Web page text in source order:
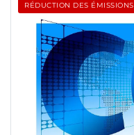
RÉDUCTION DES ÉMISSIONS